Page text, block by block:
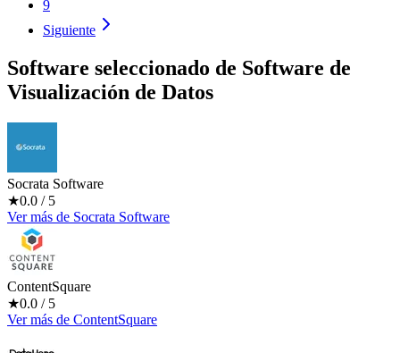
9
Siguiente
Software seleccionado de Software de
Visualización de Datos
Socrata Software
★0.0 / 5
Ver más de Socrata Software
ContentSquare
★0.0 / 5
Ver más de ContentSquare